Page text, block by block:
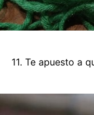
11. Te apuesto a